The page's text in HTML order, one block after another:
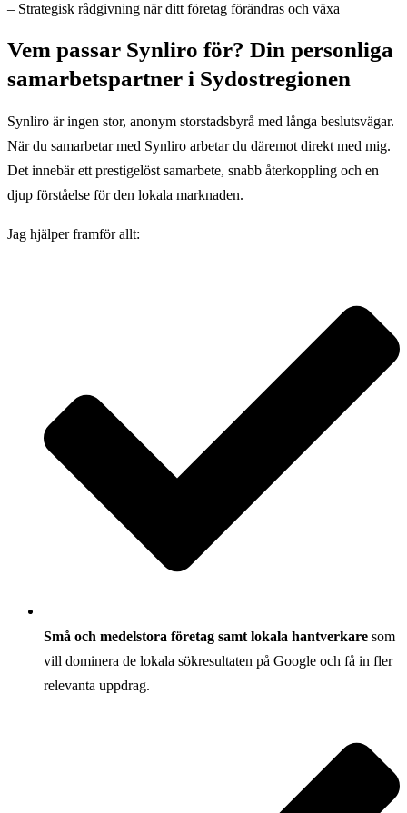
– Strategisk rådgivning när ditt företag förändras och växa
Vem passar Synliro för? Din personliga
samarbetspartner i Sydostregionen
Synliro är ingen stor, anonym storstadsbyrå med långa beslutsvägar.
När du samarbetar med Synliro arbetar du däremot direkt med mig.
Det innebär ett prestigelöst samarbete, snabb återkoppling och en
djup förståelse för den lokala marknaden.
Jag hjälper framför allt:
Små och medelstora företag samt lokala hantverkare som
vill dominera de lokala sökresultaten på Google och få in fler
relevanta uppdrag.